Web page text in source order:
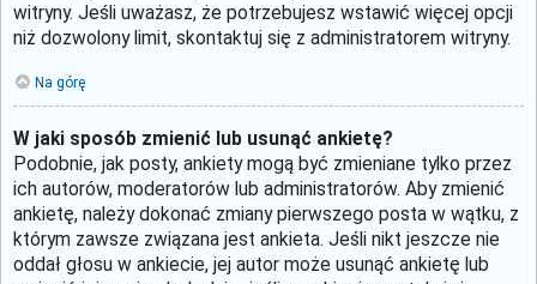
witryny. Jeśli uważasz, że potrzebujesz wstawić więcej opcji
niż dozwolony limit, skontaktuj się z administratorem witryny.
Na górę
W jaki sposób zmienić lub usunąć ankietę?
Podobnie, jak posty, ankiety mogą być zmieniane tylko przez
ich autorów, moderatorów lub administratorów. Aby zmienić
ankietę, należy dokonać zmiany pierwszego posta w wątku, z
którym zawsze związana jest ankieta. Jeśli nikt jeszcze nie
oddał głosu w ankiecie, jej autor może usunąć ankietę lub